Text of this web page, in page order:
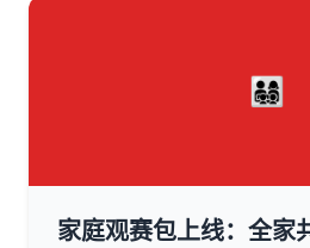
👨‍👩‍👧‍👦
家庭观赛包上线：全家